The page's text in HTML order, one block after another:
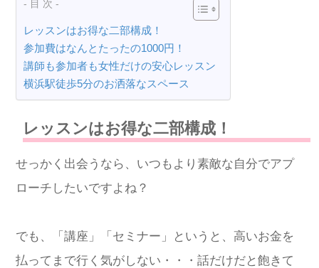
- 目 次 -
レッスンはお得な二部構成！
参加費はなんとたったの1000円！
講師も参加者も女性だけの安心レッスン
横浜駅徒歩5分のお洒落なスペース
レッスンはお得な二部構成！
せっかく出会うなら、いつもより素敵な自分でアプ
ローチしたいですよね？
でも、「講座」「セミナー」というと、高いお金を
払ってまで行く気がしない・・・話だけだと飽きて